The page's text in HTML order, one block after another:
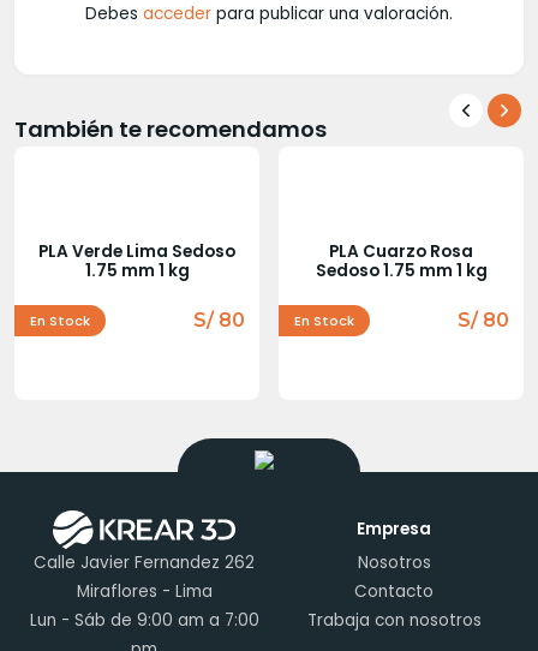
Debes acceder para publicar una valoración.
También te recomendamos
PLA Verde Lima Sedoso
1.75 mm 1 kg
En Stock S/ 80
PLA Cuarzo Rosa
Sedoso 1.75 mm 1 kg
En Stock S/ 80
Calle Javier Fernandez 262
Miraflores - Lima
Lun - Sáb de 9:00 am a 7:00
Empresa
Nosotros
Contacto
Trabaja con nosotros